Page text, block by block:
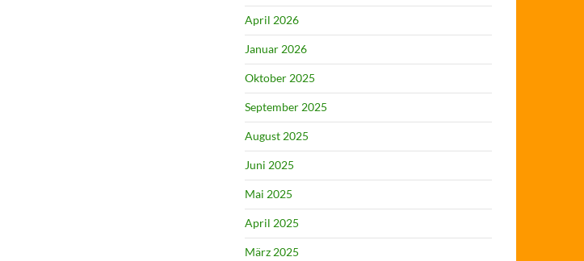
April 2026
Januar 2026
Oktober 2025
September 2025
August 2025
Juni 2025
Mai 2025
April 2025
März 2025